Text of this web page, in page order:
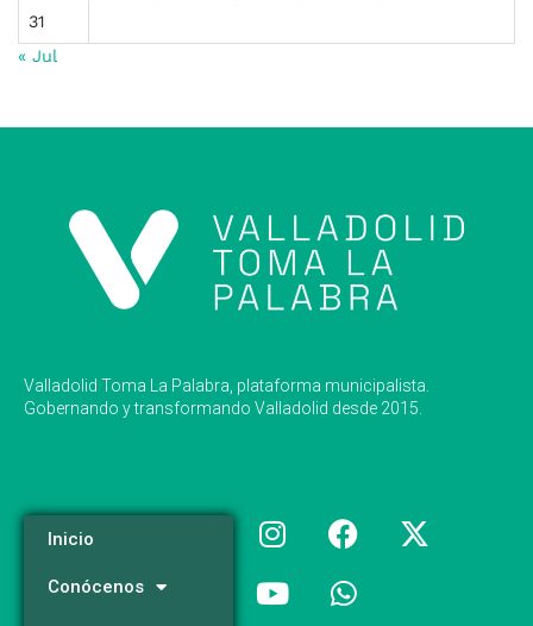
31
« Jul
Valladolid Toma La Palabra, plataforma municipalista.
Gobernando y transformando Valladolid desde 2015.
Inicio
Conócenos